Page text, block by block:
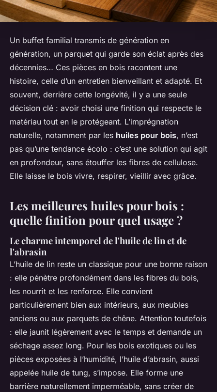
Un buffet familial transmis de génération en
génération, un parquet qui garde son éclat après des
décennies… Ces pièces en bois racontent une
histoire, celle d’un entretien bienveillant et adapté. Et
souvent, derrière cette longévité, il y a une seule
décision clé : avoir choisi une finition qui respecte le
matériau tout en le protégeant. L’imprégnation
naturelle, notamment par les huiles pour bois, n’est
pas qu’une tendance écolo : c’est une solution qui agit
en profondeur, sans étouffer les fibres de cellulose.
Elle laisse le bois vivre, respirer, vieillir avec grâce.
Les meilleures huiles pour bois :
quelle finition pour quel usage ?
Le charme intemporel de l'huile de lin et de
l'abrasin
L’huile de lin reste un classique pour une bonne raison
: elle pénètre profondément dans les fibres du bois,
les nourrit et les renforce. Elle convient
particulièrement bien aux intérieurs, aux meubles
anciens ou aux parquets de chêne. Attention toutefois
: elle jaunit légèrement avec le temps et demande un
séchage assez long. Pour les bois exotiques ou les
pièces exposées à l’humidité, l’huile d’abrasin, aussi
appelée huile de tung, s’impose. Elle forme une
barrière naturellement imperméable, sans créer de